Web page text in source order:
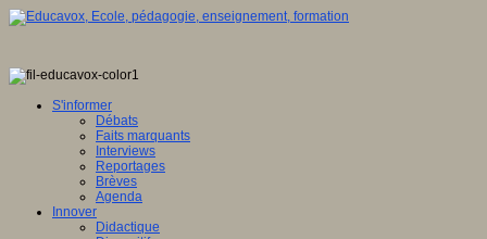
S'informer
Débats
Faits marquants
Interviews
Reportages
Brèves
Agenda
Innover
Didactique